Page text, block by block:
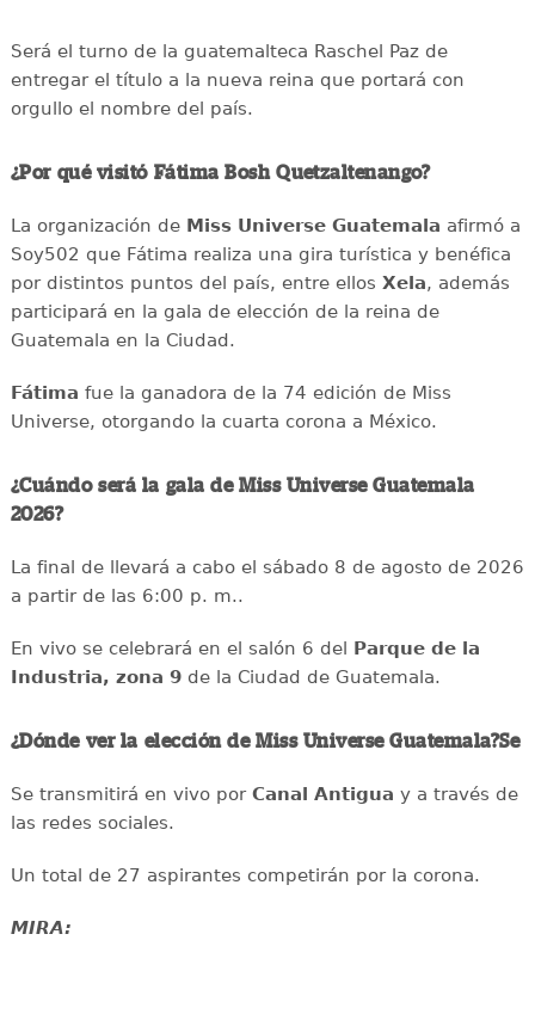
Será el turno de la guatemalteca Raschel Paz de
entregar el título a la nueva reina que portará con
orgullo el nombre del país.
¿Por qué visitó Fátima Bosh Quetzaltenango?
La organización de Miss Universe Guatemala afirmó a
Soy502 que Fátima realiza una gira turística y benéfica
por distintos puntos del país, entre ellos Xela, además
participará en la gala de elección de la reina de
Guatemala en la Ciudad.
Fátima fue la ganadora de la 74 edición de Miss
Universe, otorgando la cuarta corona a México.
¿Cuándo será la gala de Miss Universe Guatemala
2026?
La final de llevará a cabo el sábado 8 de agosto de 2026
a partir de las 6:00 p. m..
En vivo se celebrará en el salón 6 del Parque de la
Industria, zona 9de la Ciudad de Guatemala.
¿Dónde ver la elección de Miss Universe Guatemala?Se
Se transmitirá en vivo porCanal Antigua y a través de
las redes sociales.
Un total de 27 aspirantes competirán por la corona.
MIRA: